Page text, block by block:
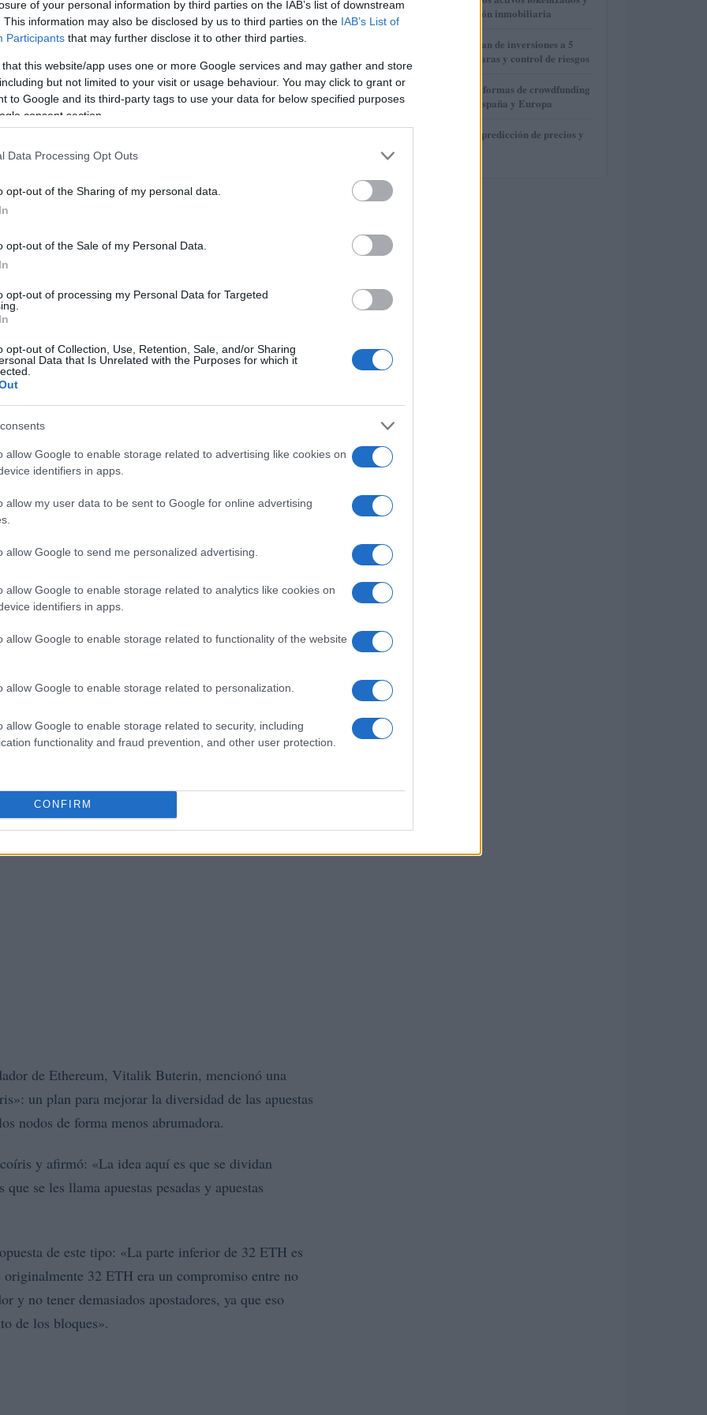
of your personal information by third parties on the IAB’s list of downstream
This information may also be disclosed by us to third parties on the IAB’s List of
Participants that may further disclose it to other third parties.
that this website/app uses one or more Google services and may gather and store
but not limited to your visit or usage behaviour. You may click to grant or
to Google and its third-party tags to use your data for below specified purposes
consent section.
Data Processing Opt Outs
opt-out of the Sharing of my personal data.
opt-out of the Sale of my Personal Data.
opt-out of processing my Personal Data for Targeted
opt-out of Collection, Use, Retention, Sale, and/or Sharing
Data that Is Unrelated with the Purposes for which it
allow Google to enable storage related to advertising like cookies on
identifiers in apps.
allow my user data to be sent to Google for online advertising
allow Google to send me personalized advertising.
allow Google to enable storage related to analytics like cookies on
identifiers in apps.
allow Google to enable storage related to functionality of the website
allow Google to enable storage related to personalization.
allow Google to enable storage related to security, including
functionality and fraud prevention, and other user protection.
CONFIRM
da luz verde a los ETF al contado de los
la participación en ETH y citó a Lido [LDO]
de ETF que apuestan por Ether podría afectar a
en el mecanismo de consenso de la red Ethereum.
podría reducir la concentración actual en la
Lido
medida podría «introducir nuevos riesgos de
sola entidad para que participe la mayoría del éter
de Ethereum, Vitalik Buterin, mencionó una
un plan para mejorar la diversidad de las apuestas
nodos de forma menos abrumadora.
y afirmó: «La idea aquí es que se dividan
se les llama apuestas pesadas y apuestas
de este tipo: «La parte inferior de 32 ETH es
32 ETH era un compromiso entre no
y no tener demasiados apostadores, ya que eso
de los bloques».
la fraccionalización inmobiliaria
Cómo crear un plan de inversiones a 5
años con metas claras y control de riesgos
4 Las mejores plataformas de crowdfunding
inmobiliario en España y Europa
5
Shiba Drop NFT: predicción de precios y